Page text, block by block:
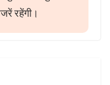
रहेंगी।